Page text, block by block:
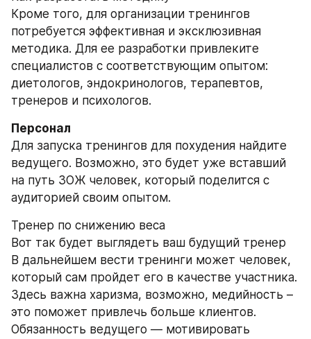
Кроме того, для организации тренингов
потребуется эффективная и эксклюзивная
методика. Для ее разработки привлеките
специалистов с соответствующим опытом:
диетологов, эндокринологов, терапевтов,
тренеров и психологов.
Персонал
Для запуска тренингов для похудения найдите
ведущего. Возможно, это будет уже вставший
на путь ЗОЖ человек, который поделится с
аудиторией своим опытом.
Тренер по снижению веса
Вот так будет выглядеть ваш будущий тренер
В дальнейшем вести тренинги может человек,
который сам пройдет его в качестве участника.
Здесь важна харизма, возможно, медийность –
это поможет привлечь больше клиентов.
Обязанность ведущего — мотивировать